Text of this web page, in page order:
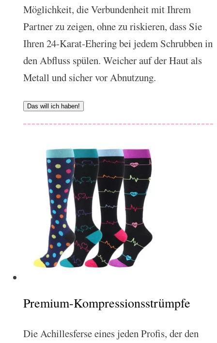
Möglichkeit, die Verbundenheit mit Ihrem
Partner zu zeigen, ohne zu riskieren, dass Sie
Ihren 24-Karat-Ehering bei jedem Schrubben in
den Abfluss spülen. Weicher auf der Haut als
Metall und sicher vor Abnutzung.
Das will ich haben!
Premium-Kompressionsstrümpfe
Die Achillesferse eines jeden Profis, der den